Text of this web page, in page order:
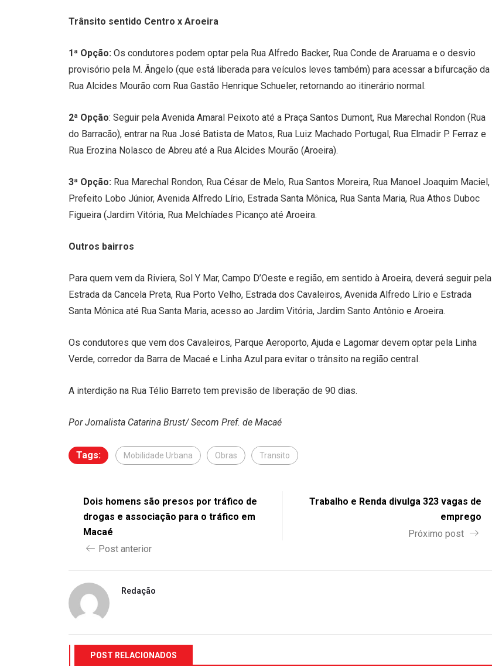
Trânsito sentido Centro x Aroeira
1ª Opção: Os condutores podem optar pela Rua Alfredo Backer, Rua Conde de Araruama e o desvio
provisório pela M. Ângelo (que está liberada para veículos leves também) para acessar a bifurcação da
Rua Alcides Mourão com Rua Gastão Henrique Schueler, retornando ao itinerário normal.
2ª Opção: Seguir pela Avenida Amaral Peixoto até a Praça Santos Dumont, Rua Marechal Rondon (Rua
do Barracão), entrar na Rua José Batista de Matos, Rua Luiz Machado Portugal, Rua Elmadir P. Ferraz e
Rua Erozina Nolasco de Abreu até a Rua Alcides Mourão (Aroeira).
3ª Opção: Rua Marechal Rondon, Rua César de Melo, Rua Santos Moreira, Rua Manoel Joaquim Maciel,
Prefeito Lobo Júnior, Avenida Alfredo Lírio, Estrada Santa Mônica, Rua Santa Maria, Rua Athos Duboc
Figueira (Jardim Vitória, Rua Melchíades Picanço até Aroeira.
Outros bairros
Para quem vem da Riviera, Sol Y Mar, Campo D’Oeste e região, em sentido à Aroeira, deverá seguir pela
Estrada da Cancela Preta, Rua Porto Velho, Estrada dos Cavaleiros, Avenida Alfredo Lírio e Estrada
Santa Mônica até Rua Santa Maria, acesso ao Jardim Vitória, Jardim Santo Antônio e Aroeira.
Os condutores que vem dos Cavaleiros, Parque Aeroporto, Ajuda e Lagomar devem optar pela Linha
Verde, corredor da Barra de Macaé e Linha Azul para evitar o trânsito na região central.
A interdição na Rua Télio Barreto tem previsão de liberação de 90 dias.
Por Jornalista Catarina Brust/ Secom Pref. de Macaé
Tags: Mobilidade Urbana Obras Transito
Dois homens são presos por tráfico de
drogas e associação para o tráfico em
Macaé
Post anterior
Trabalho e Renda divulga 323 vagas de
emprego
Próximo post
Redação
POST RELACIONADOS